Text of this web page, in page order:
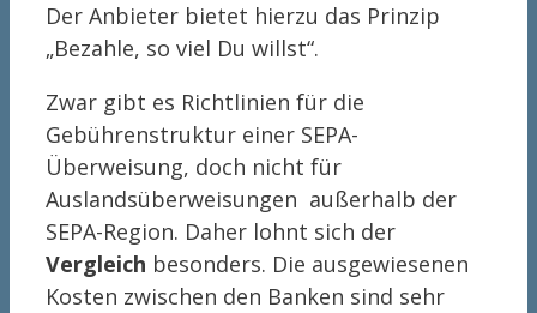
Der Anbieter bietet hierzu das Prinzip
„Bezahle, so viel Du willst“.
Zwar gibt es Richtlinien für die
Gebührenstruktur einer SEPA-
Überweisung, doch nicht für
Auslandsüberweisungen außerhalb der
SEPA-Region. Daher lohnt sich der
Vergleich besonders. Die ausgewiesenen
Kosten zwischen den Banken sind sehr